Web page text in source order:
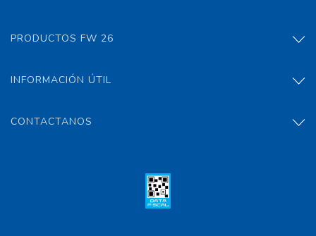
PRODUCTOS FW 26
INFORMACIÓN ÚTIL
CONTACTANOS